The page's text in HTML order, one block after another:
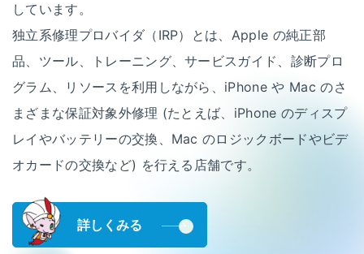
しています。
独立系修理プロバイダ（IRP）とは、Apple の純正部
品、ツール、トレーニング、サービスガイド、診断プロ
グラム、リソースを利用しながら、iPhone や Mac のさ
まざまな保証対象外修理 (たとえば、iPhone のディスプ
レイやバッテリーの交換、Mac のロジックボードやビデ
オカードの交換など) を行える店舗です。
詳しくみる